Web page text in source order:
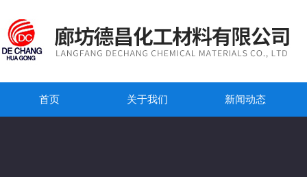
首页 关于我们 新闻动态